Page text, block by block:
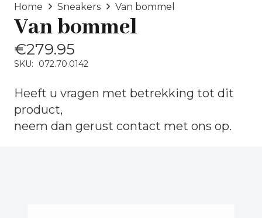
Home Sneakers Van bommel
Van bommel
€279.95
SKU: 072.70.0142
Heeft u vragen met betrekking tot dit
product,
neem dan gerust contact met ons op.